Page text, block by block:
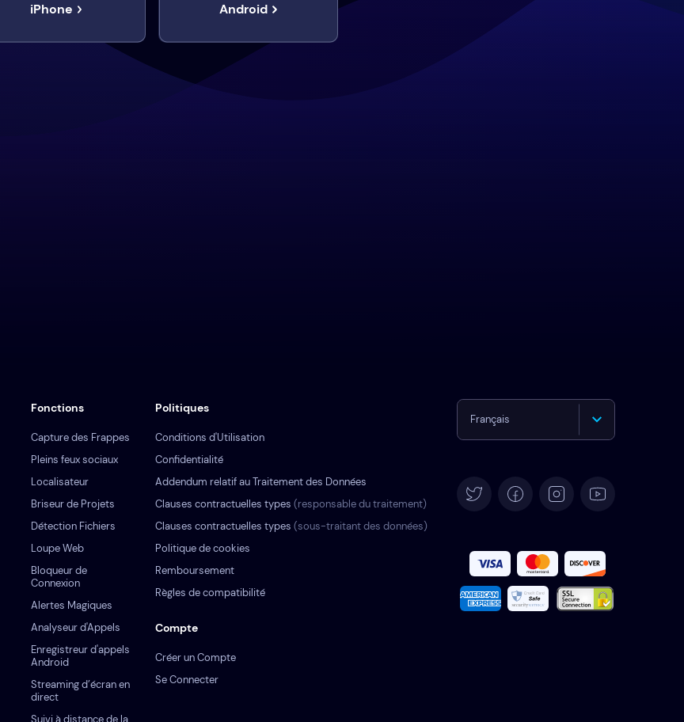
iPhone Android
Compte
Créer un Compte
Se Connecter
Politiques
Conditions d'Utilisation
Confidentialité
Addendum relatif au Traitement des Données
Clauses contractuelles types (responsable du traitement)
Clauses contractuelles types (sous-traitant des données)
Politique de cookies
Remboursement
Règles de compatibilité
Fonctions
Capture des Frappes
Pleins feux sociaux
Localisateur
Briseur de Projets
Détection Fichiers
Loupe Web
Bloqueur de
Connexion
Alertes Magiques
Analyseur d'Appels
Enregistreur d'appels
Android
Streaming d’écran en
direct
Suivi à distance de la
Français
Deutsch
Italiano